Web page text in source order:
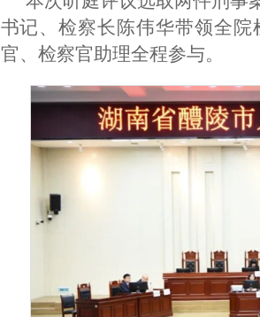
书记、检察长陈伟华带领全
官、检察官助理全程参与。